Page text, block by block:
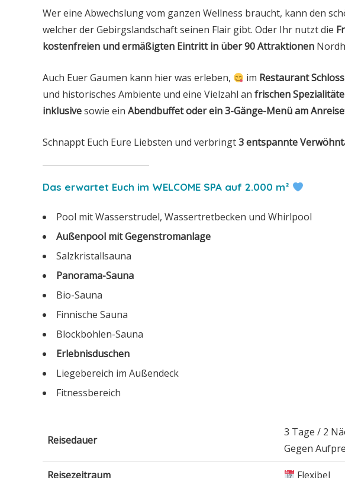
Wer eine Abwechslung vom ganzen Wellness braucht, kann den
welcher der Gebirgslandschaft seinen Flair gibt. Oder Ihr nutzt die
kostenfreien und ermäßigten Eintritt in über 90 Attraktionen
Auch Euer Gaumen kann hier was erleben, im Restaurant
und historisches Ambiente und eine Vielzahl an frischen
inklusivesowie ein Abendbuffet oder ein 3-Gänge-Menü am
Schnappt Euch Eure Liebsten und verbringt3 entspannte
Das erwartet Euch im WELCOME SPA auf 2.000 m²
Pool mit Wasserstrudel, Wassertretbecken und Whirlpool
Außenpool mit Gegenstromanlage
Salzkristallsauna
Panorama-Sauna
Bio-Sauna
Finnische Sauna
Blockbohlen-Sauna
Erlebnisduschen
Liegebereich im Außendeck
Fitnessbereich
Reisedauer
3 Tage / 2
Gegen
Reisezeitraum Flexibel